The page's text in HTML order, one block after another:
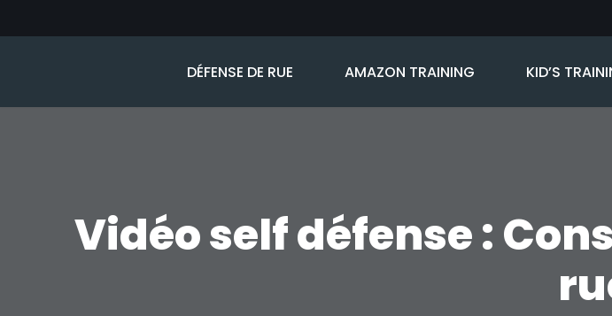
DÉFENSE DE RUE AMAZON TRAINING KID’S
Vidéo self défense :